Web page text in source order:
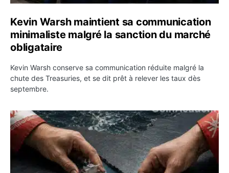
Kevin Warsh maintient sa communication
minimaliste malgré la sanction du marché
obligataire
Kevin Warsh conserve sa communication réduite malgré la
chute des Treasuries, et se dit prêt à relever les taux dès
septembre.
Ormuz : l’Iran annonce un accord avec Oman sur une